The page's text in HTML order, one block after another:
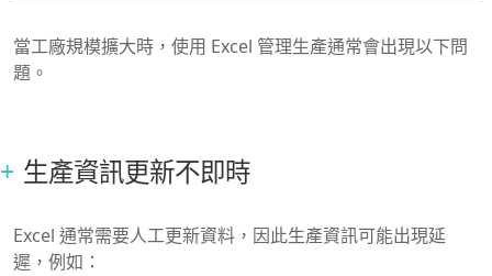
當工廠規模擴大時，使用 Excel 管理生產通常會出現以下問
題。
生產資訊更新不即時
Excel 通常需要人工更新資料，因此生產資訊可能出現延
遲，例如：